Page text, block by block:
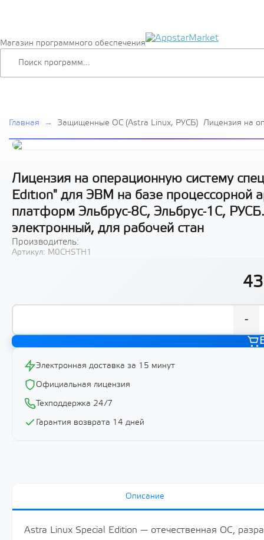
Магазин программного обеспечения
Главная → Защищенные ОС (Astra Linux, РУСБ) Лицензия на
Эльбрус-1С,
передачи
Лицензия на операционную систему
Edition" для ЭВМ на базе процессорной
платформ Эльбрус-8С, Эльбрус-1С,
электронный, для рабочей стан
Производитель:
Артикул: M0CHSTH1
-
Электронная доставка за 15 минут
Официальная лицензия
Техподдержка 24/7
Гарантия возврата 14 дней
Описание
Astra Linux Special Edition — отечественная ОС,